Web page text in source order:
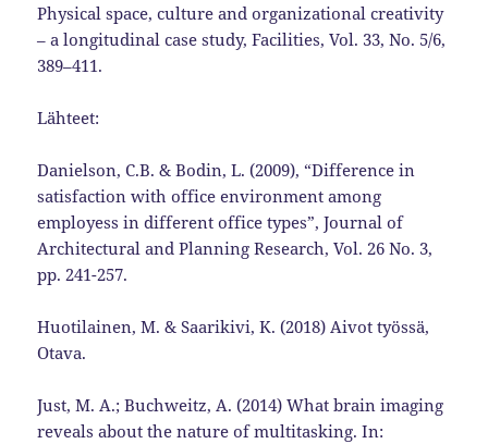
Physical space, culture and organizational creativity
– a longitudinal case study, Facilities, Vol. 33, No. 5/6,
389–411.
Lähteet:
Danielson, C.B. & Bodin, L. (2009), “Difference in
satisfaction with office environment among
employess in different office types”, Journal of
Architectural and Planning Research, Vol. 26 No. 3,
pp. 241-257.
Huotilainen, M. & Saarikivi, K. (2018) Aivot työssä,
Otava.
Just, M. A.; Buchweitz, A. (2014) What brain imaging
reveals about the nature of multitasking. In: